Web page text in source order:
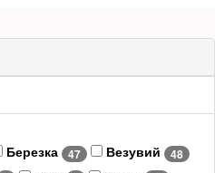
Березка 47 Везувий 48